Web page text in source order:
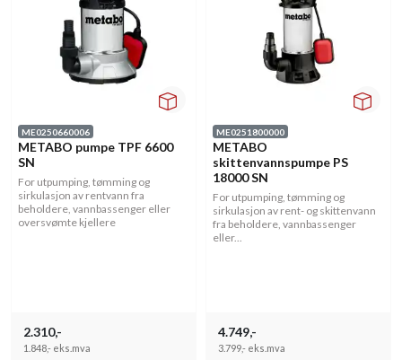
ME0250660006
METABO pumpe TPF 6600
SN
For utpumping, tømming og
sirkulasjon av rentvann fra
beholdere, vannbassenger eller
oversvømte kjellere
2.310,-
1.848,- eks.mva
ME0251800000
METABO
skittenvannspumpe PS
18000 SN
For utpumping, tømming og
sirkulasjon av rent- og skittenvann
fra beholdere, vannbassenger
eller...
4.749,-
3.799,- eks.mva